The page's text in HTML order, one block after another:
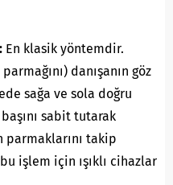
En klasik yöntemdir.
danışanın göz
sağa ve sola doğru
sabit tutarak
takip
işlem için ışıklı cihazlar